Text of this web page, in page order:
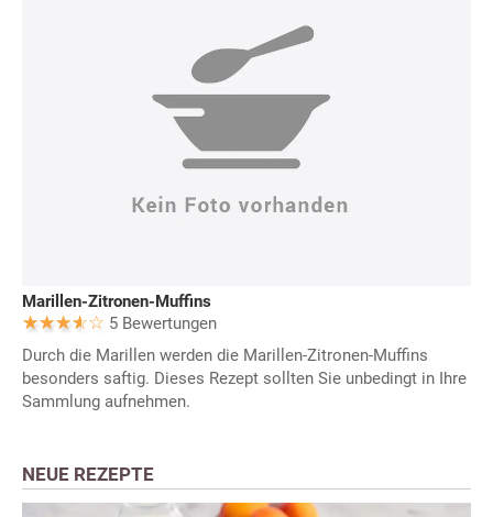
Marillen-Zitronen-Muffins
5 Bewertungen
Durch die Marillen werden die Marillen-Zitronen-Muffins
besonders saftig. Dieses Rezept sollten Sie unbedingt in Ihre
Sammlung aufnehmen.
NEUE REZEPTE